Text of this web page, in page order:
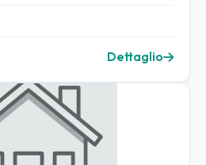
3 posti letto, a...
Dettaglio